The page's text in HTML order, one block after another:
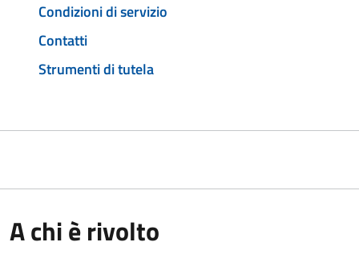
Condizioni di servizio
Contatti
Strumenti di tutela
A chi è rivolto